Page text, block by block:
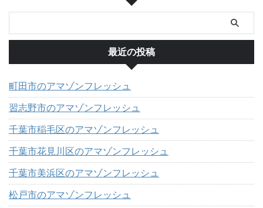
最近の投稿
町田市のアマゾンフレッシュ
習志野市のアマゾンフレッシュ
千葉市稲毛区のアマゾンフレッシュ
千葉市花見川区のアマゾンフレッシュ
千葉市美浜区のアマゾンフレッシュ
松戸市のアマゾンフレッシュ